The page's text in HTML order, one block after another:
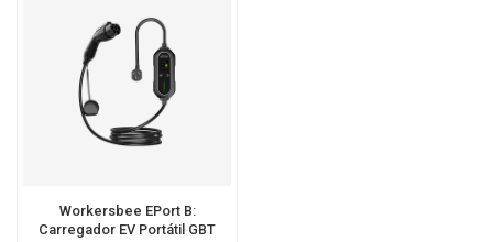
Workersbee EPort B:
Carregador EV Portátil GBT